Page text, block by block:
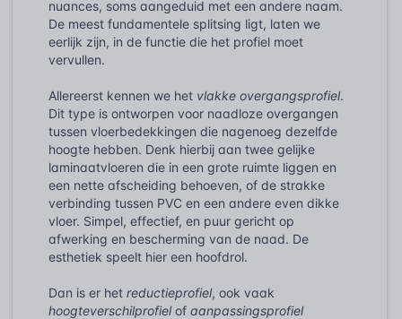
nuances, soms aangeduid met een andere naam.
De meest fundamentele splitsing ligt, laten we
eerlijk zijn, in de functie die het profiel moet
vervullen.
Allereerst kennen we het vlakke overgangsprofiel.
Dit type is ontworpen voor naadloze overgangen
tussen vloerbedekkingen die nagenoeg dezelfde
hoogte hebben. Denk hierbij aan twee gelijke
laminaatvloeren die in een grote ruimte liggen en
een nette afscheiding behoeven, of de strakke
verbinding tussen PVC en een andere even dikke
vloer. Simpel, effectief, en puur gericht op
afwerking en bescherming van de naad. De
esthetiek speelt hier een hoofdrol.
Dan is er het reductieprofiel, ook vaak
hoogteverschilprofielof aanpassingsprofiel